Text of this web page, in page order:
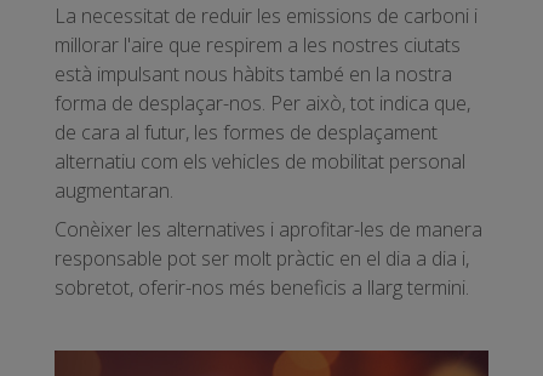
La necessitat de reduir les emissions de carboni i
millorar l'aire que respirem a les nostres ciutats
està impulsant nous hàbits també en la nostra
forma de desplaçar-nos. Per això, tot indica que,
de cara al futur, les formes de desplaçament
alternatiu com els vehicles de mobilitat personal
augmentaran.
Conèixer les alternatives i aprofitar-les de manera
responsable pot ser molt pràctic en el dia a dia i,
sobretot, oferir-nos més beneficis a llarg termini.